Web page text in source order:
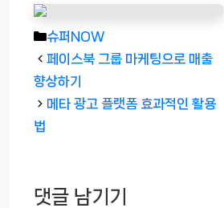
카
테
고
리
슈퍼NOW
페이스북 그룹 마케팅으로 매출
향상하기
메타 광고 플랫폼 효과적인 활용
법
댓글 남기기